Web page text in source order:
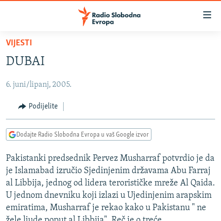
Pređite
glavni
Pređite
Pređite
pretragu
SRBIJA
KOSOVO
VIZUELNO
VIDEO
FOTOGALERIJE
INFOGRAFIKE
PODCASTI
RAT U UKRAJINI
KINA NA BALKANU
RSE PRIČE IZ SVIJETA
VIJESTI
DUBAI
6. juni/lipanj, 2005.
Podijelite
Dodajte Radio Slobodna Evropa u vaš Google izvor
Pakistanki predsednik Pervez Musharraf potvrdio je da
je Islamabad izručio Sjedinjenim državama Abu Farraj
al Libbija, jednog od lidera terorističke mreže Al Qaida.
U jednom dnevniku koji izlazi u Ujedinjenim arapskim
emiratima, Musharraf je rekao kako u Pakistanu " ne